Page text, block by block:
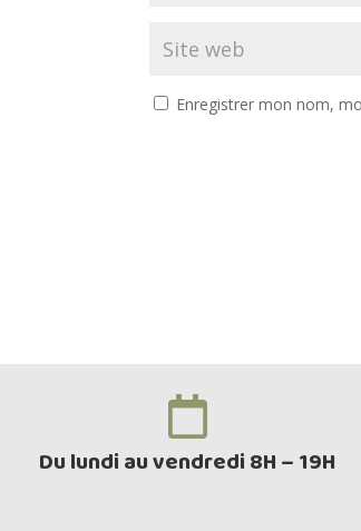
Enregistrer mon nom,

Du lundi au vendredi 8H – 19H